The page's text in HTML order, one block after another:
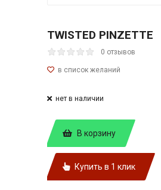
TWISTED PINZETTE
0 отзывов
нет в наличии
В корзину
Купить в 1 клик